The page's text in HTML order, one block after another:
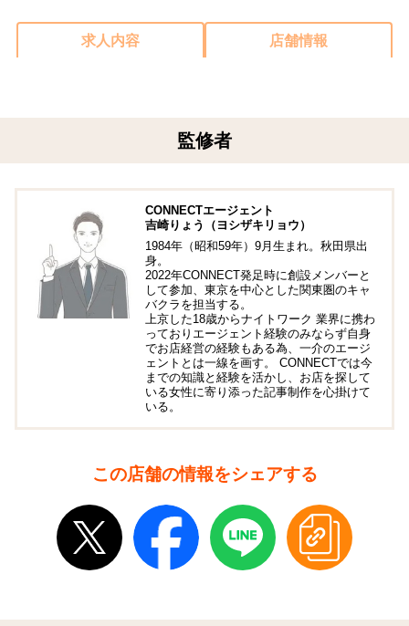
求人内容 店舗情報
監修者
CONNECTエージェント
吉崎りょう（ヨシザキリョウ）
1984年（昭和59年）9月生まれ。秋田県出
身。
2022年CONNECT発足時に創設メンバーと
して参加、東京を中心とした関東圏のキャ
バクラを担当する。
上京した18歳からナイトワーク 業界に携わ
っておりエージェント経験のみならず自身
でお店経営の経験もある為、一介のエージ
ェントとは一線を画す。 CONNECTでは今
までの知識と経験を活かし、お店を探して
いる女性に寄り添った記事制作を心掛けて
いる。
この店舗の情報をシェアする